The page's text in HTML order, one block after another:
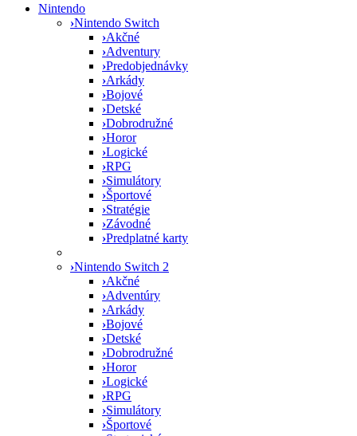
Nintendo
›Nintendo Switch
›Akčné
›Adventury
›Predobjednávky
›Arkády
›Bojové
›Detské
›Dobrodružné
›Horor
›Logické
›RPG
›Simulátory
›Športové
›Stratégie
›Závodné
›Predplatné karty
›Nintendo Switch 2
›Akčné
›Adventúry
›Arkády
›Bojové
›Detské
›Dobrodružné
›Horor
›Logické
›RPG
›Simulátory
›Športové